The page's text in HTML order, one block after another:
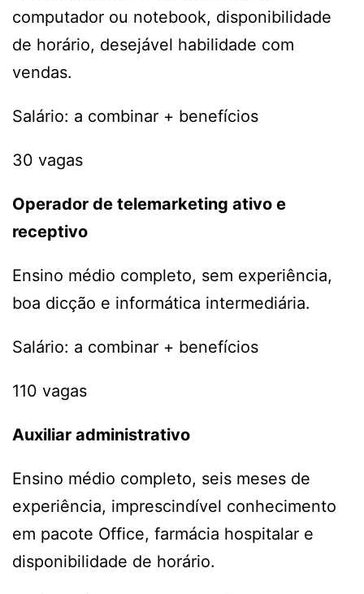
computador ou notebook, disponibilidade
de horário, desejável habilidade com
vendas.
Salário: a combinar + benefícios
30 vagas
Operador de telemarketing ativo e
receptivo
Ensino médio completo, sem experiência,
boa dicção e informática intermediária.
Salário: a combinar + benefícios
110 vagas
Auxiliar administrativo
Ensino médio completo, seis meses de
experiência, imprescindível conhecimento
em pacote Office, farmácia hospitalar e
disponibilidade de horário.